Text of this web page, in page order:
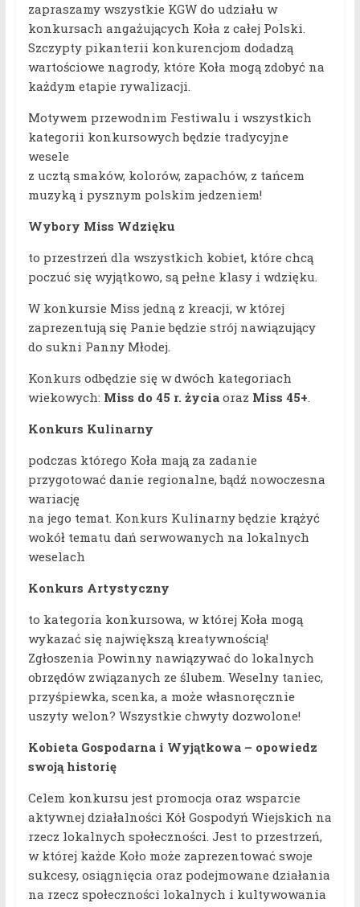
zapraszamy wszystkie KGW do udziału w
konkursach angażujących Koła z całej Polski.
Szczypty pikanterii konkurencjom dodadzą
wartościowe nagrody, które Koła mogą zdobyć na
każdym etapie rywalizacji.
Motywem przewodnim Festiwalu i wszystkich
kategorii konkursowych będzie tradycyjne
wesele
z ucztą smaków, kolorów, zapachów, z tańcem
muzyką i pysznym polskim jedzeniem!
Wybory Miss Wdzięku
to przestrzeń dla wszystkich kobiet, które chcą
poczuć się wyjątkowo, są pełne klasy i wdzięku.
W konkursie Miss jedną z kreacji, w której
zaprezentują się Panie będzie strój nawiązujący
do sukni Panny Młodej.
Konkurs odbędzie się w dwóch kategoriach
wiekowych: Miss do 45 r. życiaoraz Miss 45+.
Konkurs Kulinarny
podczas którego Koła mają za zadanie
przygotować danie regionalne, bądź nowoczesna
wariację
na jego temat. Konkurs Kulinarny będzie krążyć
wokół tematu dań serwowanych na lokalnych
weselach
Konkurs Artystyczny
to kategoria konkursowa, w której Koła mogą
wykazać się największą kreatywnością!
Zgłoszenia Powinny nawiązywać do lokalnych
obrzędów związanych ze ślubem. Weselny taniec,
przyśpiewka, scenka, a może własnoręcznie
uszyty welon? Wszystkie chwyty dozwolone!
Kobieta Gospodarna i Wyjątkowa – opowiedz
swoją historię
Celem konkursu jest promocja oraz wsparcie
aktywnej działalności Kół Gospodyń Wiejskich na
rzecz lokalnych społeczności. Jest to przestrzeń,
w której każde Koło może zaprezentować swoje
sukcesy, osiągnięcia oraz podejmowane działania
na rzecz społeczności lokalnych i kultywowania